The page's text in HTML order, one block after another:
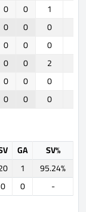
0 0 1
0 0 0
0 0 0
0 0 2
0 0 0
0 0 0
GA
SV%
1
95.24%
0 0 -